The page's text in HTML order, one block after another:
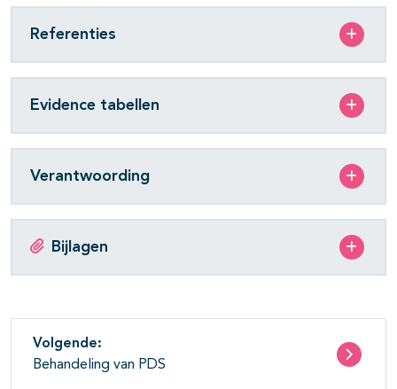
Referenties
Evidence tabellen
Verantwoording
Bijlagen
Volgende:
Behandeling van PDS